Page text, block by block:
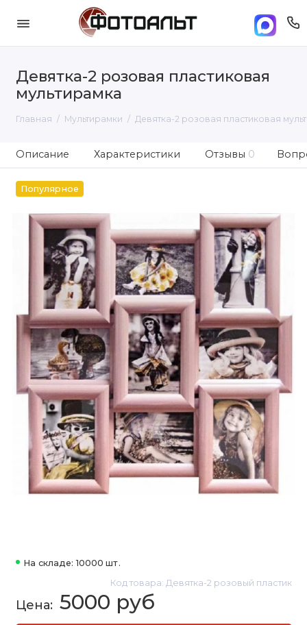
Девятка-2 розовая пластиковая
мультирамка
Главная Мультирамки Девятка-2 розовая пластиковая
Описание Характеристики Отзывы 0
Популярное
На складе: 10000 шт.
Код товара: Девятка-2 розовый пластик
5000 руб